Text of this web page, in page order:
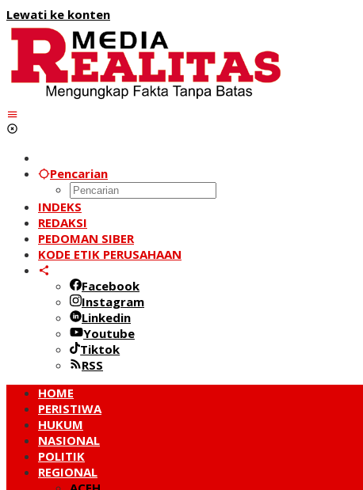
Lewati ke konten
Pencarian
INDEKS
REDAKSI
PEDOMAN SIBER
KODE ETIK PERUSAHAAN
Facebook
Instagram
Linkedin
Youtube
Tiktok
RSS
HOME
PERISTIWA
HUKUM
NASIONAL
POLITIK
REGIONAL